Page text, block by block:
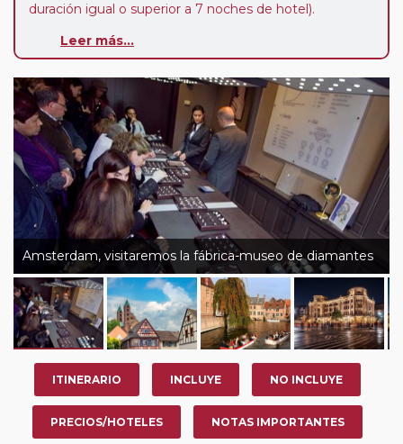
duración igual o superior a 7 noches de hotel).
Paradas en Ruta:
su viaje, en la ciudad que desee por período de 1, 3, 4 o
7 noches según circuito y fechas de salida. Es
fundamental que el circuito tenga salida posterior a la
fecha escogida y permita la salida deseada. El
suplemento por parada efectuada es de 40 Euros/52
Dólares por persona. Si la parada se realiza para tomar
otro circuito del mismo proveedor no se abonará este
suplemento.
Leer más...
Amsterdam, visitaremos la fábrica-museo de diamantes
ITINERARIO INCLUYE NO INCLUYE
PRECIOS/HOTELES NOTAS IMPORTANTES